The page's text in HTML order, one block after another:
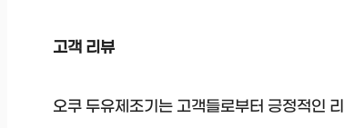
고객 리뷰
오쿠 두유제조기는 고객들로부터 긍정적인